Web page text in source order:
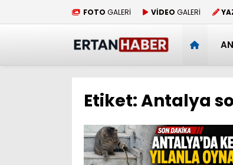
FOTO GALERİ VİDEO GALERİ
Etiket:Antalya